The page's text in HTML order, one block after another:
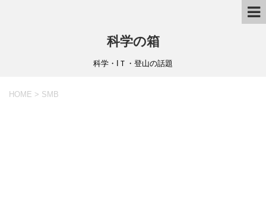
科学の箱
科学・IＴ・登山の話題
HOME > SMB